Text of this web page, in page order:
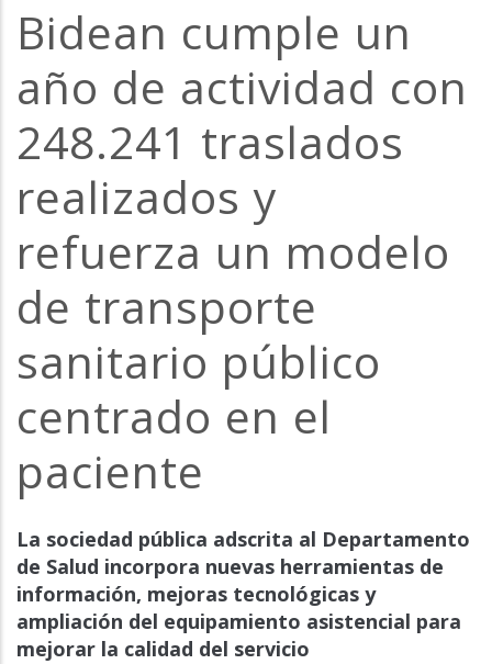
de
ayuda
a
la
navegación
Bidean cumple un
año de actividad con
248.241 traslados
realizados y
refuerza un modelo
de transporte
sanitario público
centrado en el
paciente
La sociedad pública adscrita al Departamento
de Salud incorpora nuevas herramientas de
información, mejoras tecnológicas y
ampliación del equipamiento asistencial para
mejorar la calidad del servicio